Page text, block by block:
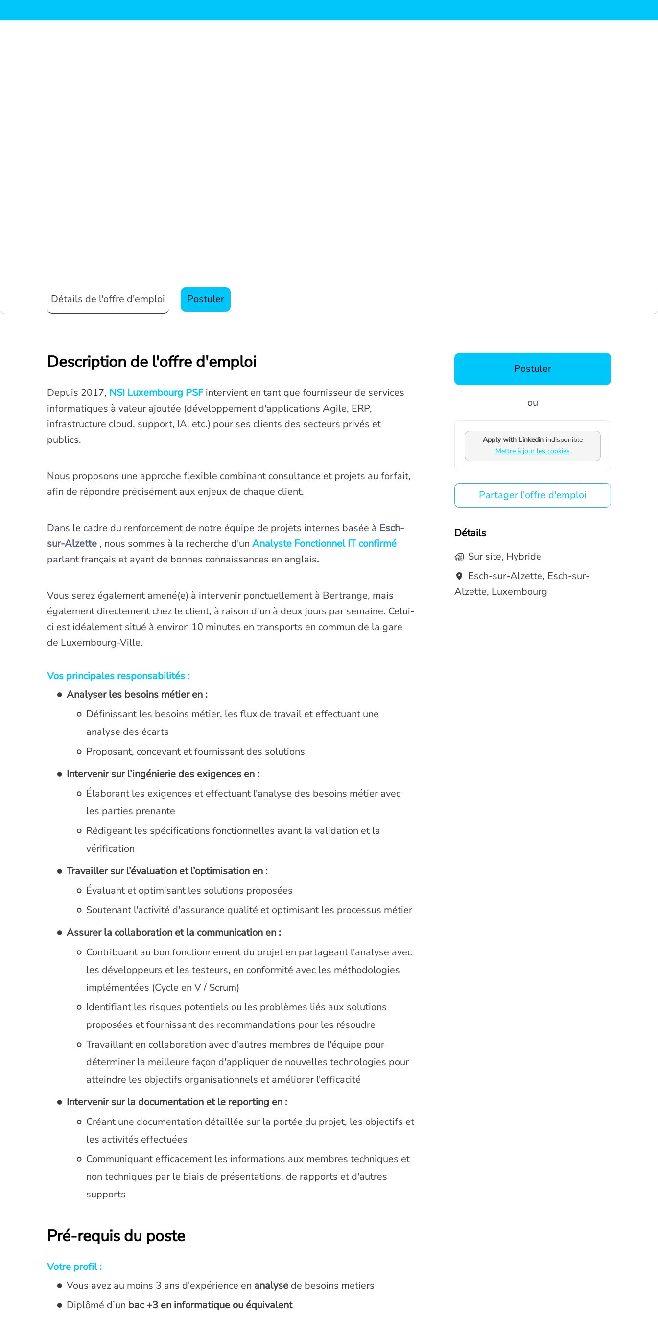
Détails de l'offre d'emploi Postuler
Description de l'offre d'emploi
Depuis 2017, NSI Luxembourg PSFintervient en tant que fournisseur de services
informatiques à valeur ajoutée (développement d'applications Agile, ERP,
infrastructure cloud, support, IA, etc.) pour ses clients des secteurs privés et
publics.
Nous proposons une approche flexible combinant consultance et projets au forfait,
afin de répondre précisément aux enjeux de chaque client.
Dans le cadre du renforcement de notre équipe de projets internes basée à Esch-
sur-Alzette , nous sommes à la recherche d'un Analyste Fonctionnel IT confirmé
parlant français et ayant de bonnes connaissances en anglais.
Vous serez également amené(e) à intervenir ponctuellement à Bertrange, mais
également directement chez le client, à raison d’un à deux jours par semaine. Celui-
ci est idéalement situé à environ 10 minutes en transports en commun de la gare
de Luxembourg-Ville.
Vos principales responsabilités :
Analyser les besoins métier en :
Définissant les besoins métier, les flux de travail et effectuant une
analyse des écarts
Proposant, concevant et fournissant des solutions
Intervenir sur l’ingénierie des exigences en :
Élaborant les exigences et effectuant l'analyse des besoins métier avec
les parties prenante
Rédigeant les spécifications fonctionnelles avant la validation et la
vérification
Travailler sur l’évaluation et l’optimisation en :
Évaluant et optimisant les solutions proposées
Soutenant l'activité d'assurance qualité et optimisant les processus métier
Assurer la collaboration et la communication en :
Contribuant au bon fonctionnement du projet en partageant l'analyse avec
les développeurs et les testeurs, en conformité avec les méthodologies
implémentées (Cycle en V / Scrum)
Identifiant les risques potentiels ou les problèmes liés aux solutions
proposées et fournissant des recommandations pour les résoudre
Travaillant en collaboration avec d'autres membres de l'équipe pour
déterminer la meilleure façon d'appliquer de nouvelles technologies pour
atteindre les objectifs organisationnels et améliorer l'efficacité
Intervenir sur la documentation et le reporting en :
Créant une documentation détaillée sur la portée du projet, les objectifs et
les activités effectuées
Communiquant efficacement les informations aux membres techniques et
non techniques par le biais de présentations, de rapports et d'autres
supports
Pré-requis du poste
Votre profil :
Vous avez au moins 3 ans d'expérience en analyse de besoins metiers
Diplômé d’un bac +3 en informatique ou équivalent
Postuler
ou
Apply with Linkedin indisponible
Mettre à jour les cookies
Partager l'offre d'emploi
Détails
Sur site, Hybride
Esch-sur-Alzette, Esch-sur-
Alzette, Luxembourg